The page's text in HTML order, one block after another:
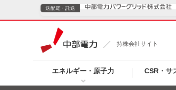
持株会社サイト
エネルギー・原子力 CSR・サ
送配電・託送
TOPページへ
電気・ガスの
TOPページへ